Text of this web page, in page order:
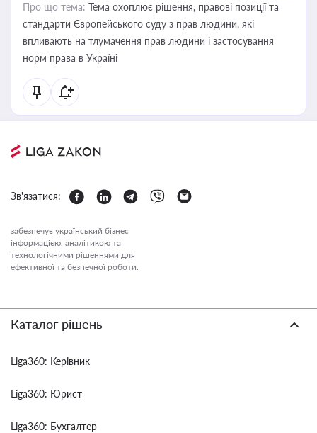
Про що тема: Тема охоплює рішення, правові позиції та
стандарти Європейського суду з прав людини, які
впливають на тлумачення прав людини і застосування
норм права в Україні
Зв'язатися:
забезпечує український бізнес
інформацією, аналітикою та
технологічними рішеннями для
ефективної та безпечної роботи.
Каталог рішень
Liga360: Керівник
Liga360: Юрист
Liga360: Бухгалтер